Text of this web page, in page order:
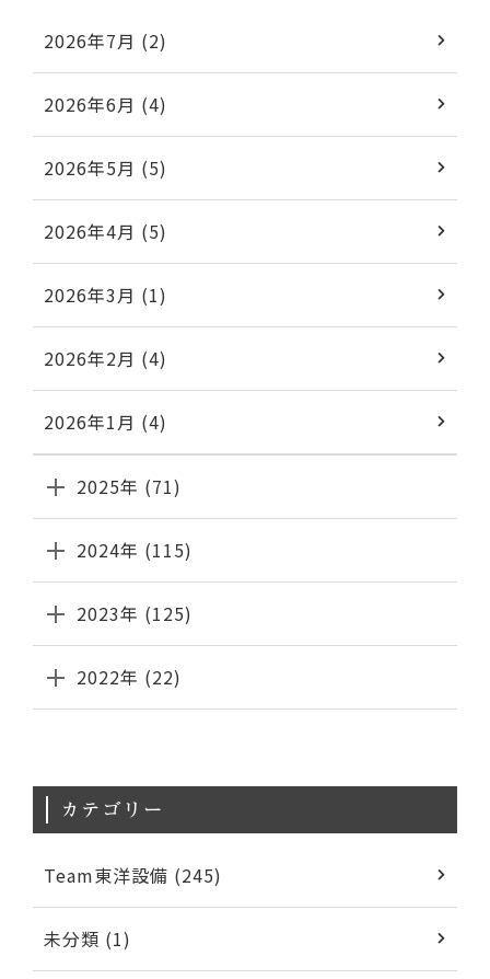
2026年7月 (2)
2026年6月 (4)
2026年5月 (5)
2026年4月 (5)
2026年3月 (1)
2026年2月 (4)
2026年1月 (4)
2025年 (71)
2024年 (115)
2023年 (125)
2022年 (22)
カテゴリー
Team東洋設備 (245)
未分類 (1)